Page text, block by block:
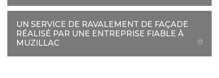
UN SERVICE DE RAVALEMENT DE FAÇADE
RÉALISÉ PAR UNE ENTREPRISE FIABLE À
MUZILLAC